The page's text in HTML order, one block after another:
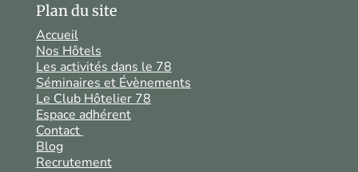
Plan du site
Accueil
Nos Hôtels
Les activités dans le 78
Séminaires et Évènements
Le Club Hôtelier 78
Espace adhérent
Contact
Blog
Recrutement